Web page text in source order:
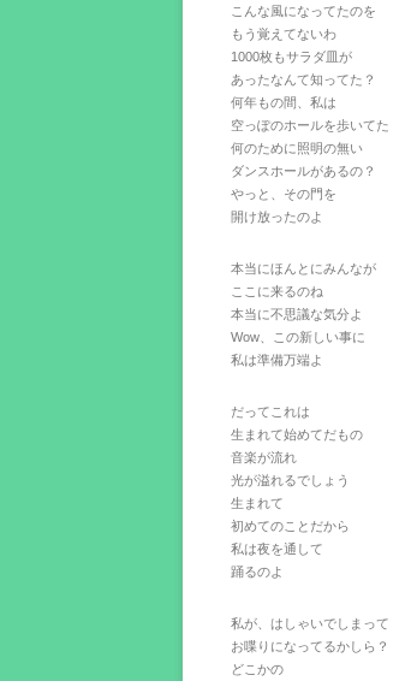
こんな風になってたのを
もう覚えてないわ
1000枚もサラダ皿が
あったなんて知ってた？
何年もの間、私は
空っぽのホールを歩いてた
何のために照明の無い
ダンスホールがあるの？
やっと、その門を
開け放ったのよ
本当にほんとにみんなが
ここに来るのね
本当に不思議な気分よ
Wow、この新しい事に
私は準備万端よ
だってこれは
生まれて始めてだもの
音楽が流れ
光が溢れるでしょう
生まれて
初めてのことだから
私は夜を通して
踊るのよ
私が、はしゃいでしまって
お喋りになってるかしら？
どこかの